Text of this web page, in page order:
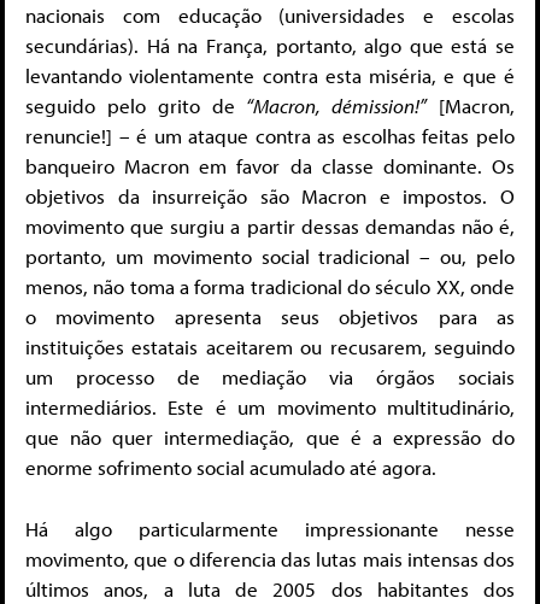
nacionais com educação (universidades e escolas
secundárias). Há na França, portanto, algo que está se
levantando violentamente contra esta miséria, e que é
seguido pelo grito de “Macron, démission!”[Macron,
renuncie!] – é um ataque contra as escolhas feitas pelo
banqueiro Macron em favor da classe dominante. Os
objetivos da insurreição são Macron e impostos. O
movimento que surgiu a partir dessas demandas não é,
portanto, um movimento social tradicional – ou, pelo
menos, não toma a forma tradicional do século XX, onde
o movimento apresenta seus objetivos para as
instituições estatais aceitarem ou recusarem, seguindo
um processo de mediação via órgãos sociais
intermediários. Este é um movimento multitudinário,
que não quer intermediação, que é a expressão do
enorme sofrimento social acumulado até agora.
Há algo particularmente impressionante nesse
movimento, que o diferencia das lutas mais intensas dos
últimos anos, a luta de 2005 dos habitantes dos